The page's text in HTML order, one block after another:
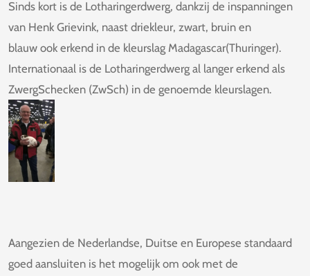
Sinds kort is de Lotharingerdwerg, dankzij de inspanningen
van Henk Grievink, naast driekleur, zwart, bruin en
blauw ook erkend in de kleurslag Madagascar(Thuringer).
Internationaal is de Lotharingerdwerg al langer erkend als
ZwergSchecken (ZwSch) in de genoemde kleurslagen.
Aangezien de Nederlandse, Duitse en Europese standaard
goed aansluiten is het mogelijk om ook met de